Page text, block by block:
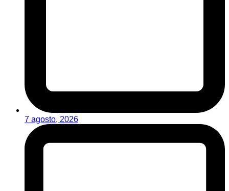
7 agosto, 2026